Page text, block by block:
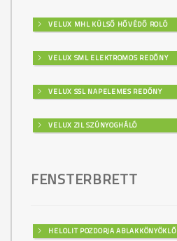
VELUX MHL KÜLSŐ HŐVÉDŐ ROLÓ
VELUX SML ELEKTROMOS REDŐNY
VELUX SSL NAPELEMES REDŐNY
VELUX ZIL SZÚNYOGHÁLÓ
FENSTERBRETT
HELOLIT POZDORJA ABLAKKÖNYÖKLŐ